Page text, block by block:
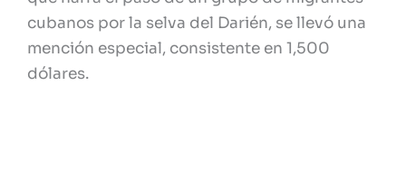
cubanos por la selva del Darién, se llevó una
mención especial, consistente en 1,500
dólares.